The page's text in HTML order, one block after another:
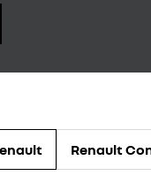
Renault